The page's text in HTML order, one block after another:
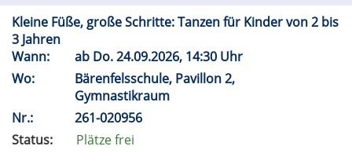
Kleine Füße, große Schritte: Tanzen für Kinder von 2 bis
3 Jahren
Wann:
ab Do.24.09.2026, 14:30 Uhr
Wo:
Bärenfelsschule, Pavillon 2,
Gymnastikraum
Nr.:
261-020956
Status:
Plätze frei